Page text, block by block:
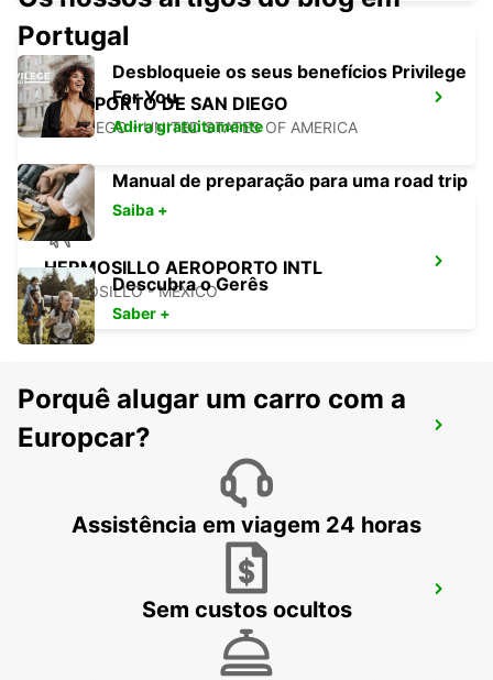
AEROPORTO DE SAN DIEGO
SAN DIEGO - UNITED STATES OF AMERICA
HERMOSILLO AEROPORTO INTL
HERMOSILLO - MEXICO
AEROPORTO DE ONTARIO
ONTARIO - UNITED STATES OF AMERICA
CIUDAD JUAREZ AEROPORTO INTL
CIUDAD JUAREZ - MEXICO
Portugal
Desbloqueie os seus benefícios Privilege
For You
Adira gratuitamente
Manual de preparação para uma road trip
Saiba +
Descubra o Gerês
Saber +
Porquê alugar um carro com a
Europcar?
Assistência em viagem 24 horas
Sem custos ocultos